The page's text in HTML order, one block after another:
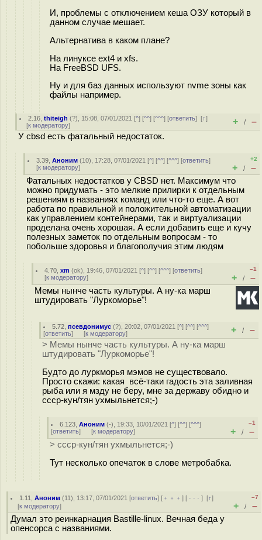
И, проблемы с отключением кеша ОЗУ который в
данном случае мешает.
Альтернатива в каком плане?
На линуксе ext4 и xfs.
На FreeBSD UFS.
Ну и для баз данных используют nvme зоны как
файлы например.
2.16 ,thiteigh (?), 15:08, 07/01/2021 [^] [^^] [^^^] [ответить][↑]
[к модератору] + / –
У cbsd есть фатальный недостаток.
3.39 ,Аноним (10), 17:28, 07/01/2021 [^] [^^] [^^^] [ответить]
[к модератору]
+2
+ / –
Фатальных недостатков у CBSD нет. Максимум что
можно придумать - это мелкие прилирки к отдельным
решениям в названиях команд или что-то еще. А вот
работа по правильной и положительной автоматизации
как управлением контейнерами, так и виртуализации
проделана очень хорошая. А если добавить еще и кучу
полезных заметок по отдельным вопросам - то
побольше здоровья и благополучия этим людям
4.70 ,xm (ok), 19:46, 07/01/2021 [^] [^^] [^^^] [ответить]
[к модератору]
–1
+ / –
Мемы нынче часть культуры. А ну-ка марш
штудировать "Луркоморье"!
5.72 ,псевдонимус (?), 20:02, 07/01/2021 [^] [^^] [^^^]
[ответить] [к модератору] + / –
> Мемы нынче часть культуры. А ну-ка марш
штудировать "Луркоморье"!
Будто до луркморья мэмов не существовало.
Просто скажи: какая всё-таки гадость эта заливная
рыба или я мзду не беру, мне за державу обидно и
ссср-кун/тян ухмыльнется;-)
6.123 ,Аноним (-), 19:33, 10/01/2021 [^] [^^] [^^^]
[ответить] [к модератору]
–1
+ / –
> ссср-кун/тян ухмыльнется;-)
Тут несколько опечаток в слове метробабка.
1.11 ,Аноним (11), 13:17, 07/01/2021 [ответить] [ ﹢﹢﹢] [ · · ·][↑]
[к модератору]
–7
+ / –
Думал это реинкарнация Bastille-linux. Вечная беда у
опенсорса с названиями.